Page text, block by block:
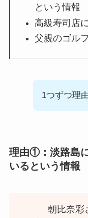
という情報
高級寿司店
父親のゴル
1つずつ理
理由①：淡路島
いるという情報
朝比奈彩